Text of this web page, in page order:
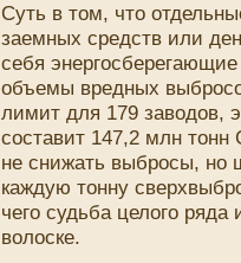
Суть в том, что
заемных средств или
себя
объемы вредных
лимит для 179 заводов,
составит 147,2 млн
не сни­жать выбросы,
каждую тонну
чего судьба целого ряда
волоске.